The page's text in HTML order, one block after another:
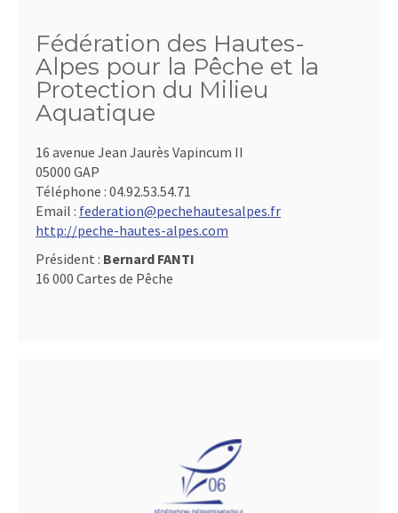
Fédération des Hautes-
Alpes pour la Pêche et la
Protection du Milieu
Aquatique
16 avenue Jean Jaurès Vapincum II
05000 GAP
Téléphone : 04.92.53.54.71
Email : federation@pechehautesalpes.fr
http://peche-hautes-alpes.com
Président : Bernard FANTI
16 000 Cartes de Pêche